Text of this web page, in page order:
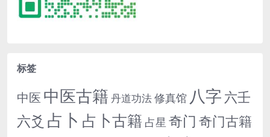
标签
中医 中医古籍 丹道功法修真馆 八字 六壬
六爻 占卜 占卜古籍 占星 奇门 奇门古籍